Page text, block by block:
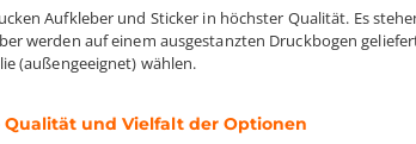
Aufkleber und Sticker in höchster Qualität. Es
werden auf einem ausgestanzten Druckbogen
(außengeeignet) wählen.
Qualität und Vielfalt der Optionen